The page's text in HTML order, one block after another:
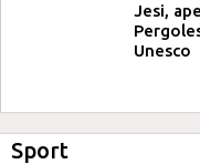
Jesi,
Unesco
Sport